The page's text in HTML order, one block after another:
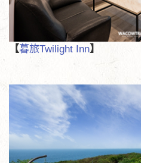
【暮旅Twilight Inn】